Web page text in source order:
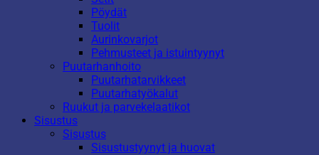
Pöydät
Tuolit
Aurinkovarjot
Pehmusteet ja istuintyynyt
Puutarhanhoito
Puutarhatarvikkeet
Puutarhatyökalut
Ruukut ja parvekelaatikot
Sisustus
Sisustus
Sisustustyynyt ja huovat